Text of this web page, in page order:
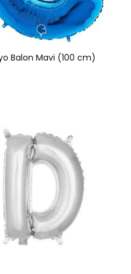
Balon Mavi (100 cm)